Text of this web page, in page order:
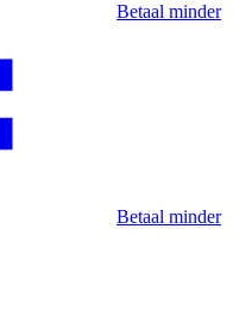
Betaal minder
Betaal minder